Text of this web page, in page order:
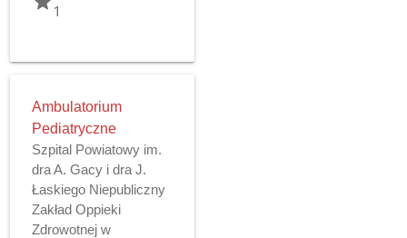
1
Ambulatorium
Pediatryczne
Szpital Powiatowy im.
dra A. Gacy i dra J.
Łaskiego Niepubliczny
Zakład Oppieki
Zdrowotnej w